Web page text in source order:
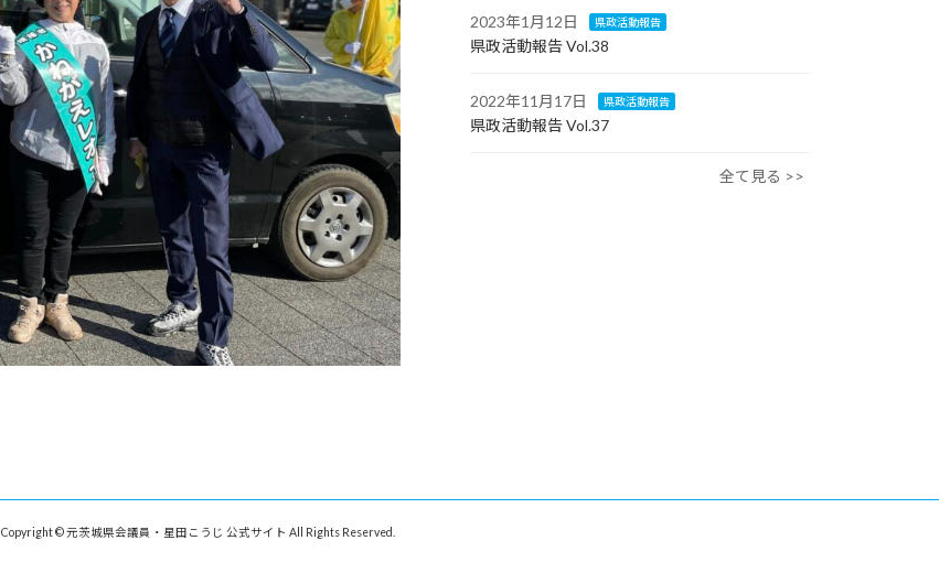
2023年1月12日 県政活動報告
県政活動報告 Vol.38
2022年11月17日 県政活動報告
県政活動報告 Vol.37
全て見る >>
Copyright © 元茨城県会議員・星田こうじ 公式サイト All Rights Reserved.